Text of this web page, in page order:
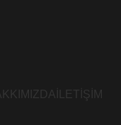
İLETİŞİM